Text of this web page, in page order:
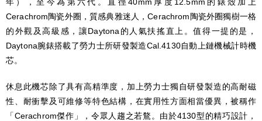
Cerachrom陶瓷外圈，質感典雅迷人，Cerachrom陶瓷外圈獨樹一格
的外觀及高級感，讓Daytona的人氣扶搖直上。值得一提的是，
Daytona腕錶搭載了勞力士所研發製造Cal.4130自動上鏈機械計時機
芯。
休息此機芯除了具有高精準度，加上勞力士獨自研發製造的高耐磁
性、耐衝擊及可維修等特色結構，在實用性方面相當優異，被稱作
「Cerachrom傑作」，令眾人趨之若鶩。由於4130型的精巧設計，